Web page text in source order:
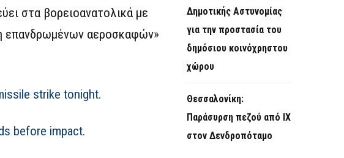
στα βορειοανατολικά με
επανδρωμένων αεροσκαφών»
strike tonight.
before impact.
Δημοτικής Αστυνομίας
για την προστασία του
δημόσιου κοινόχρηστου
χώρου
Θεσσαλονίκη:
Παράσυρση πεζού από ΙΧ
στον Δενδροπόταμο